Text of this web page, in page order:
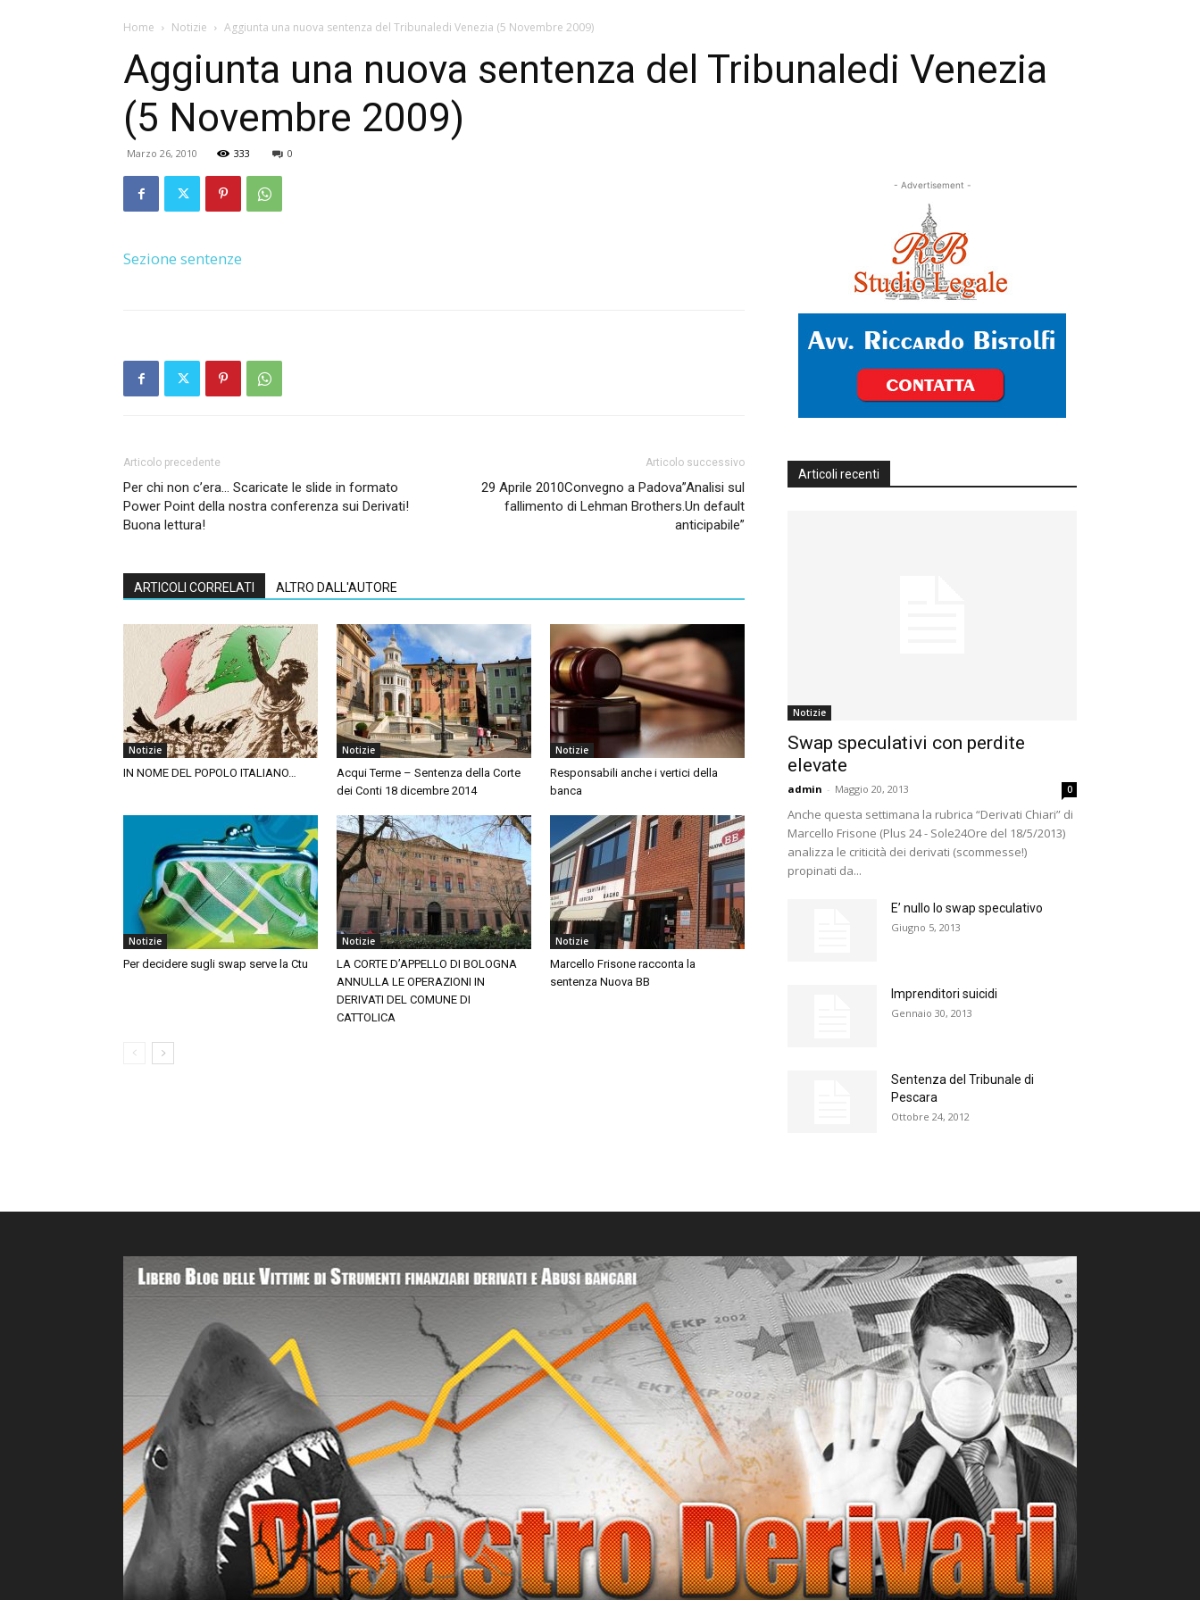
Home Notizie Aggiunta una nuova sentenza del Tribunaledi Venezia (5 Novembre 2009)
Aggiunta una nuova sentenza del Tribunaledi Venezia
(5 Novembre 2009)
Marzo 26, 2010 333 0
Sezione sentenze
Articolo precedente
Per chi non c’era… Scaricate le slide in formato
Power Point della nostra conferenza sui Derivati!
Buona lettura!
Articolo successivo
29 Aprile 2010Convegno a Padova”Analisi sul
fallimento di Lehman Brothers.Un default
anticipabile”
ARTICOLI CORRELATI ALTRO DALL'AUTORE
Notizie
IN NOME DEL POPOLO ITALIANO…
Notizie
Acqui Terme – Sentenza della Corte
dei Conti 18 dicembre 2014
Notizie
Responsabili anche i vertici della
banca
Notizie
Per decidere sugli swap serve la Ctu
Notizie
LA CORTE D’APPELLO DI BOLOGNA
ANNULLA LE OPERAZIONI IN
DERIVATI DEL COMUNE DI
CATTOLICA
Notizie
Marcello Frisone racconta la
sentenza Nuova BB
- Advertisement -
Articoli recenti
Notizie
Swap speculativi con perdite
elevate
admin - Maggio 20, 2013 0
Anche questa settimana la rubrica “Derivati Chiari” di
Marcello Frisone (Plus 24 - Sole24Ore del 18/5/2013)
analizza le criticità dei derivati (scommesse!)
propinati da...
E’ nullo lo swap speculativo
Giugno 5, 2013
Imprenditori suicidi
Gennaio 30, 2013
Sentenza del Tribunale di
Pescara
Ottobre 24, 2012